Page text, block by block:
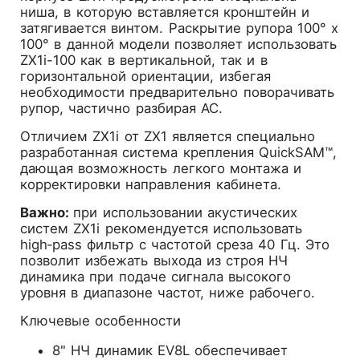
ниша, в которую вставляется кронштейн и
затягивается винтом. Раскрытие рупора 100° x
100° в данной модели позволяет использовать
ZX1i-100 как в вертикальной, так и в
горизонтальной ориентации, избегая
необходимости предварительно поворачивать
рупор, частично разбирая АС.
Отличием ZX1i от ZX1 является специально
разработанная система крепления QuickSAM™,
дающая возможность легкого монтажа и
корректировки направления кабинета.
Важно: при использовании акустических
систем ZX1i рекомендуется использовать
high‑pass фильтр с частотой среза 40 Гц. Это
позволит избежать выхода из строя НЧ
динамика при подаче сигнала высокого
уровня в диапазоне частот, ниже рабочего.
Ключевые особенности
8" НЧ динамик EV8L обеспечивает